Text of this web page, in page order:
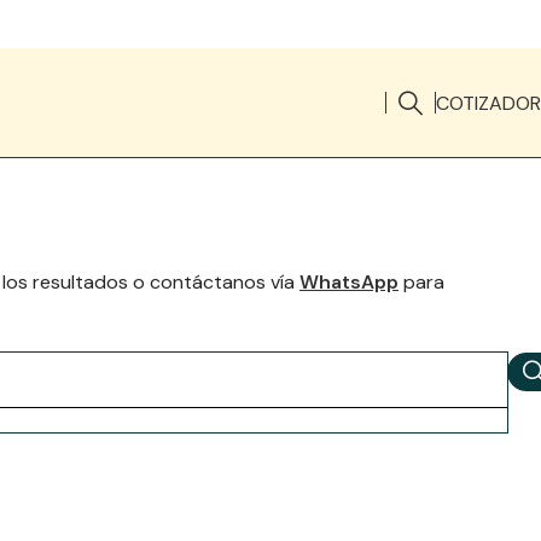
COTIZADOR
resultados o contáctanos vía WhatsApp para